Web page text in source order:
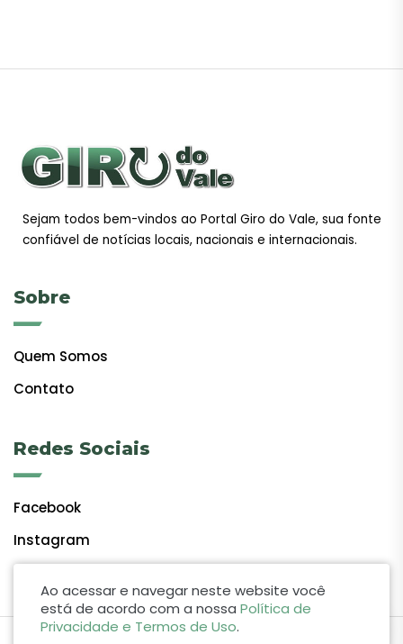
Sejam todos bem-vindos ao Portal Giro do Vale, sua fonte
confiável de notícias locais, nacionais e internacionais.
Sobre
Quem Somos
Contato
Redes Sociais
Facebook
Instagram
Ao acessar e navegar neste website você
está de acordo com a nossa Política de
Privacidade e Termos de Uso.